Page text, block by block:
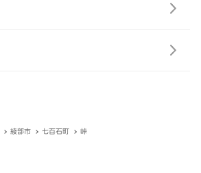
綾部市 七百石町 峠